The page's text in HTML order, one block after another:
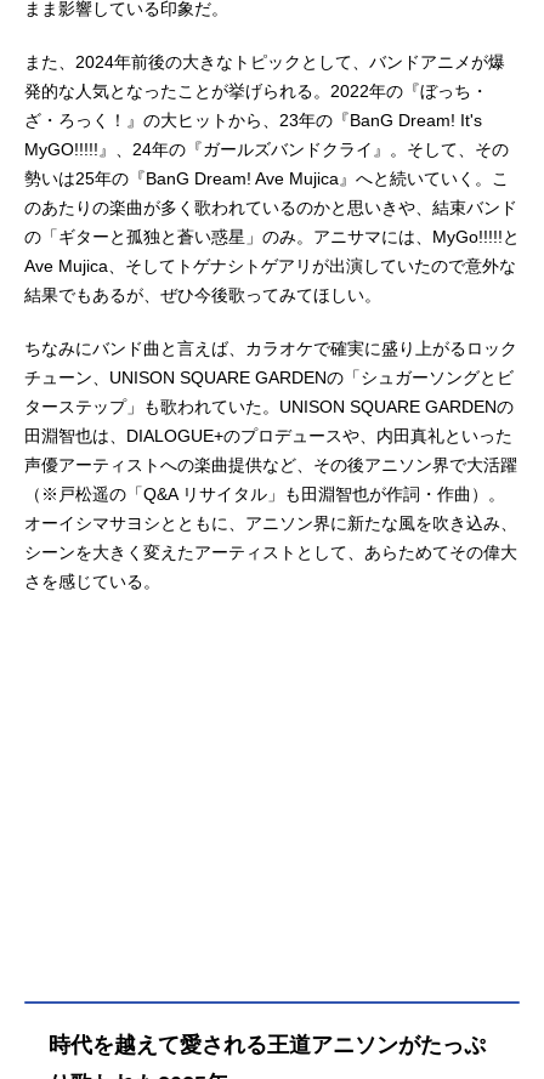
まま影響している印象だ。
また、2024年前後の大きなトピックとして、バンドアニメが爆
発的な人気となったことが挙げられる。2022年の『ぼっち・
ざ・ろっく！』の大ヒットから、23年の『BanG Dream! It's
MyGO!!!!!』、24年の『ガールズバンドクライ』。そして、その
勢いは25年の『BanG Dream! Ave Mujica』へと続いていく。こ
のあたりの楽曲が多く歌われているのかと思いきや、結束バンド
の「ギターと孤独と蒼い惑星」のみ。アニサマには、MyGo!!!!!と
Ave Mujica、そしてトゲナシトゲアリが出演していたので意外な
結果でもあるが、ぜひ今後歌ってみてほしい。
ちなみにバンド曲と言えば、カラオケで確実に盛り上がるロック
チューン、UNISON SQUARE GARDENの「シュガーソングとビ
ターステップ」も歌われていた。UNISON SQUARE GARDENの
田淵智也は、DIALOGUE+のプロデュースや、内田真礼といった
声優アーティストへの楽曲提供など、その後アニソン界で大活躍
（※戸松遥の「Q&A リサイタル」も田淵智也が作詞・作曲）。
オーイシマサヨシとともに、アニソン界に新たな風を吹き込み、
シーンを大きく変えたアーティストとして、あらためてその偉大
さを感じている。
時代を越えて愛される王道アニソンがたっぷ